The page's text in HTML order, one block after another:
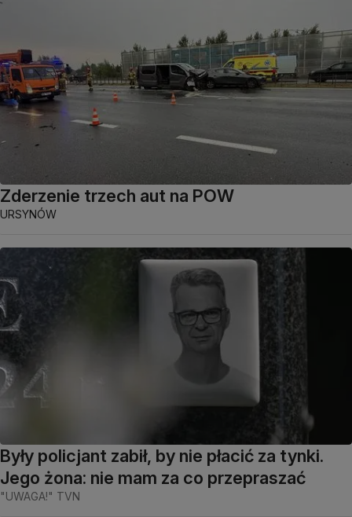
Zderzenie trzech aut na POW
URSYNÓW
Były policjant zabił, by nie płacić za tynki.
Jego żona: nie mam za co przepraszać
"UWAGA!" TVN